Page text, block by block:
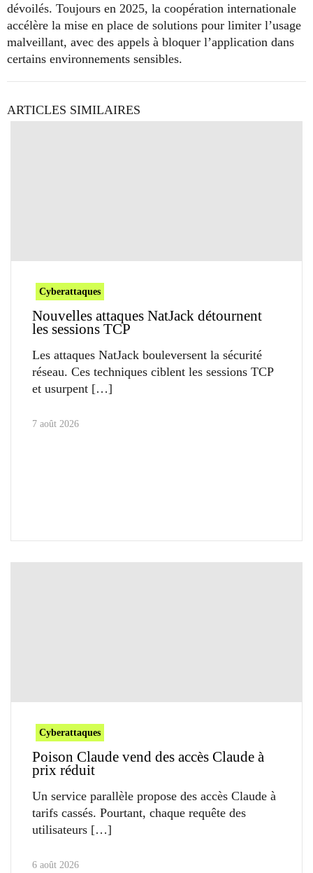
dévoilés. Toujours en 2025, la coopération internationale
accélère la mise en place de solutions pour limiter l’usage
malveillant, avec des appels à bloquer l’application dans
certains environnements sensibles.
ARTICLES SIMILAIRES
Cyberattaques
Nouvelles attaques NatJack détournent
les sessions TCP
Les attaques NatJack bouleversent la sécurité
réseau. Ces techniques ciblent les sessions TCP
et usurpent
7 août 2026
Cyberattaques
Poison Claude vend des accès Claude à
prix réduit
Un service parallèle propose des accès Claude à
tarifs cassés. Pourtant, chaque requête des
utilisateurs
6 août 2026